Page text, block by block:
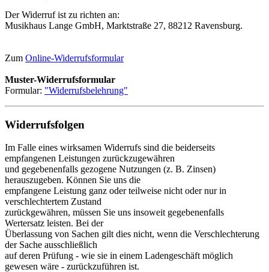
Der Widerruf ist zu richten an:
Musikhaus Lange GmbH, Marktstraße 27, 88212 Ravensburg.
Zum Online-Widerrufsformular
Muster-Widerrufsformular
Formular: "Widerrufsbelehrung"
Widerrufsfolgen
Im Falle eines wirksamen Widerrufs sind die beiderseits
empfangenen Leistungen zurückzugewähren
und gegebenenfalls gezogene Nutzungen (z. B. Zinsen)
herauszugeben. Können Sie uns die
empfangene Leistung ganz oder teilweise nicht oder nur in
verschlechtertem Zustand
zurückgewähren, müssen Sie uns insoweit gegebenenfalls
Wertersatz leisten. Bei der
Überlassung von Sachen gilt dies nicht, wenn die Verschlechterung
der Sache ausschließlich
auf deren Prüfung - wie sie in einem Ladengeschäft möglich
gewesen wäre - zurückzuführen ist.